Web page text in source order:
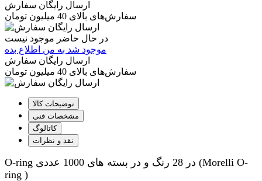
ارسال رایگان سفارش
سفارش‌های بالای 40 میلیون تومان
در حال حاضر موجود نیست
موجود شد به من اطلاع بده
ارسال رایگان سفارش
سفارش‌های بالای 40 میلیون تومان
توضیحات کالا
مشخصات فنی
کاتالوگ
نقد و نظرات
O-ring در 28 رنگ و در بسته های 1000 عددی (Morelli O-
ring )